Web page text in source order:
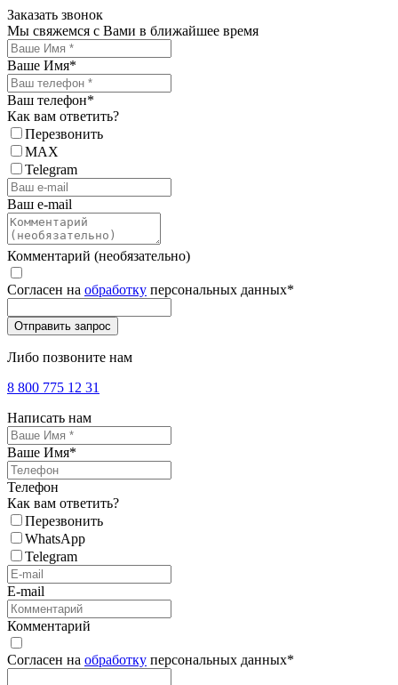
Заказать звонок
Мы свяжемся с Вами в ближайшее время
Ваше Имя*
Ваш телефон*
Как вам ответить?
Перезвонить
MAX
Telegram
Ваш e-mail
Комментарий (необязательно)
Согласен на обработку персональных данных*
Либо позвоните нам
8 800 775 12 31
Написать нам
Ваше Имя*
Телефон
Как вам ответить?
Перезвонить
WhatsApp
Telegram
E-mail
Комментарий
Согласен на обработку персональных данных*